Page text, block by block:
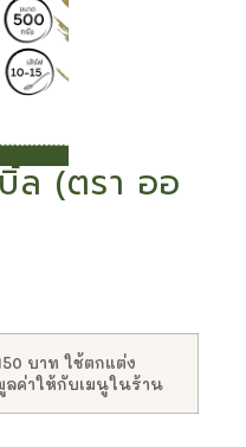
ล (ตรา ออ
บาท ใช้ตกแต่ง
ลค่าให้กับเมนูในร้าน